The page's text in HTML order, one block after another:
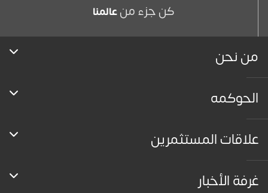
كن جزء منعالمنا
من نحن
الحوكمه
علاقات المستثمرين
غرفة الأخبار